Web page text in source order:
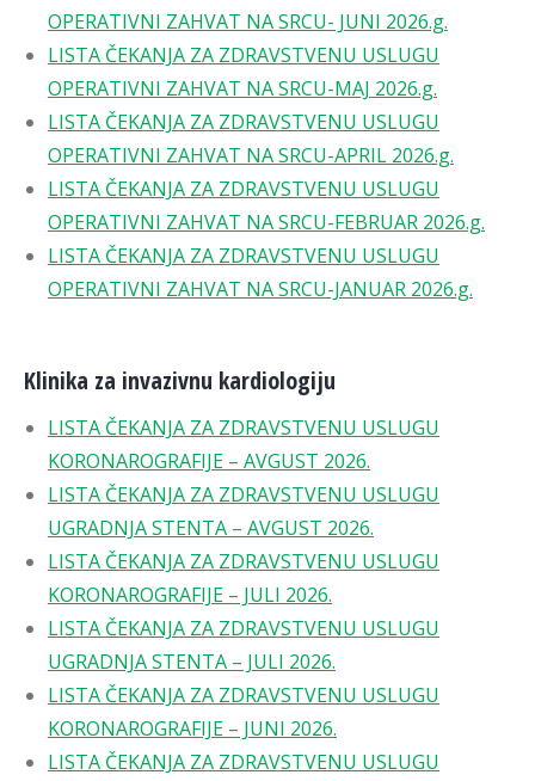
OPERATIVNI ZAHVAT NA SRCU- JUNI 2026.g.
LISTA ČEKANJA ZA ZDRAVSTVENU USLUGU
OPERATIVNI ZAHVAT NA SRCU-MAJ 2026.g.
LISTA ČEKANJA ZA ZDRAVSTVENU USLUGU
OPERATIVNI ZAHVAT NA SRCU-APRIL 2026.g.
LISTA ČEKANJA ZA ZDRAVSTVENU USLUGU
OPERATIVNI ZAHVAT NA SRCU-FEBRUAR 2026.g.
LISTA ČEKANJA ZA ZDRAVSTVENU USLUGU
OPERATIVNI ZAHVAT NA SRCU-JANUAR 2026.g.
Klinika za invazivnu kardiologiju
LISTA ČEKANJA ZA ZDRAVSTVENU USLUGU
KORONAROGRAFIJE – AVGUST 2026.
LISTA ČEKANJA ZA ZDRAVSTVENU USLUGU
UGRADNJA STENTA – AVGUST 2026.
LISTA ČEKANJA ZA ZDRAVSTVENU USLUGU
KORONAROGRAFIJE – JULI 2026.
LISTA ČEKANJA ZA ZDRAVSTVENU USLUGU
UGRADNJA STENTA – JULI 2026.
LISTA ČEKANJA ZA ZDRAVSTVENU USLUGU
KORONAROGRAFIJE – JUNI 2026.
LISTA ČEKANJA ZA ZDRAVSTVENU USLUGU